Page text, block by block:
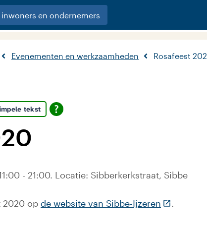
inwoners en ondernemers
Evenementen en werkzaamheden Rosafeest
tekst
- 21:00. Locatie: Sibberkerkstraat, Sibbe
2020 op de website van Sibbe-Ijzeren (Deze link
.